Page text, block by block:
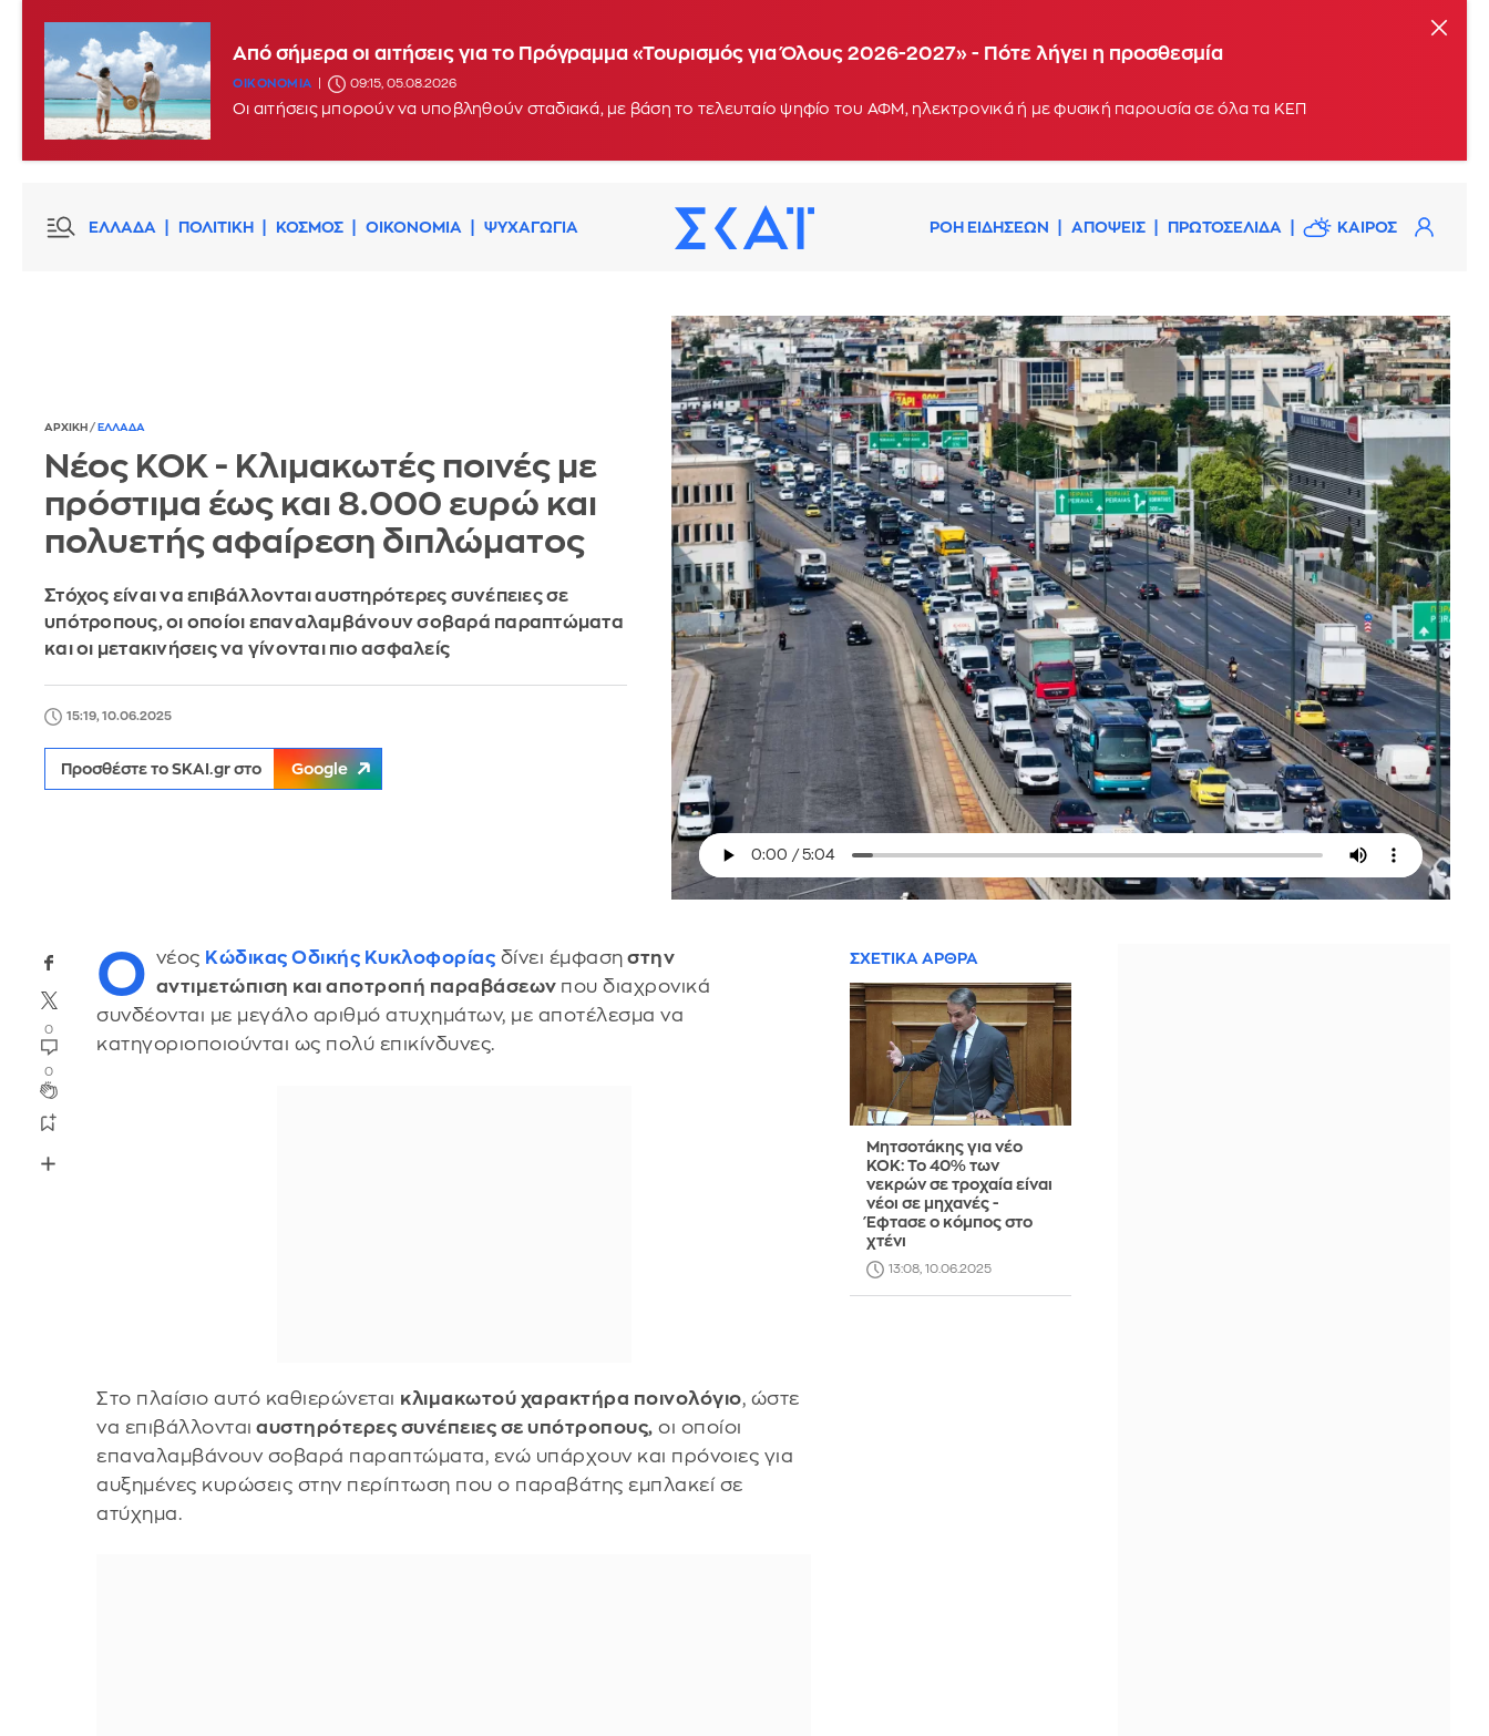
Από σήμερα οι αιτήσεις για το Πρόγραμμα «Τουρισμός για Όλους 2026-2027» - Πότε λήγει η προσθεσμία
ΟΙΚΟΝΟΜΙΑ 09:15, 05.08.2026
ΕΛΛΑΔΑ ΠΟΛΙΤΙΚΗ ΚΟΣΜΟΣ ΟΙΚΟΝΟΜΙΑ ΨΥΧΑΓΩΓΙΑ ΡΟΗ ΕΙΔΗΣΕΩΝ ΑΠΟΨΕΙΣ ΠΡΩΤΟΣΕΛΙΔΑ ΚΑΙΡΟΣ
ΑΡΧΙΚΗ / ΕΛΛΑΔΑ
Νέος ΚΟΚ - Κλιμακωτές ποινές με
πρόστιμα έως και 8.000 ευρώ και
πολυετής αφαίρεση διπλώματος
Στόχος είναι να επιβάλλονται αυστηρότερες συνέπειες σε
υπότροπους, οι οποίοι επαναλαμβάνουν σοβαρά παραπτώματα
και οι μετακινήσεις να γίνονται πιο ασφαλείς
15:19, 10.06.2025
Προσθέστε το SKAI.gr στο Google
0
0
Ο νέος Κώδικας Οδικής Κυκλοφορίας δίνει έμφαση στην
αντιμετώπιση και αποτροπή παραβάσεων που διαχρονικά
συνδέονται με μεγάλο αριθμό ατυχημάτων, με αποτέλεσμα να
κατηγοριοποιούνται ως πολύ επικίνδυνες.
Στο πλαίσιο αυτό καθιερώνεται κλιμακωτού χαρακτήρα ποινολόγιο, ώστε
να επιβάλλονται αυστηρότερες συνέπειες σε υπότροπους, οι οποίοι
επαναλαμβάνουν σοβαρά παραπτώματα, ενώ υπάρχουν και πρόνοιες για
αυξημένες κυρώσεις στην περίπτωση που ο παραβάτης εμπλακεί σε
ατύχημα.
ΣΧΕΤΙΚΑ ΑΡΘΡΑ
Μητσοτάκης για νέο
ΚΟΚ: Το 40% των
νεκρών σε τροχαία είναι
νέοι σε μηχανές -
Έφτασε ο κόμπος στο
χτένι
13:08, 10.06.2025